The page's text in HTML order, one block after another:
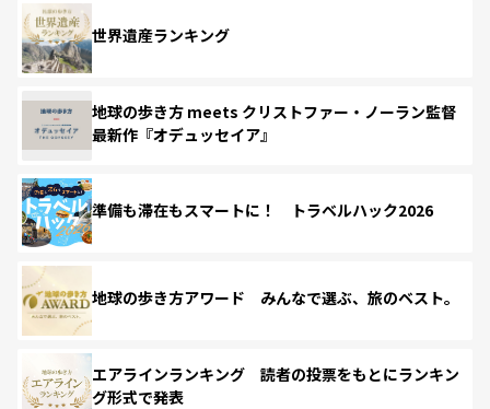
世界遺産ランキング
地球の歩き方 meets クリストファー・ノーラン監督
最新作『オデュッセイア』
準備も滞在もスマートに！ トラベルハック2026
地球の歩き方アワード みんなで選ぶ、旅のベスト。
エアラインランキング 読者の投票をもとにランキン
グ形式で発表